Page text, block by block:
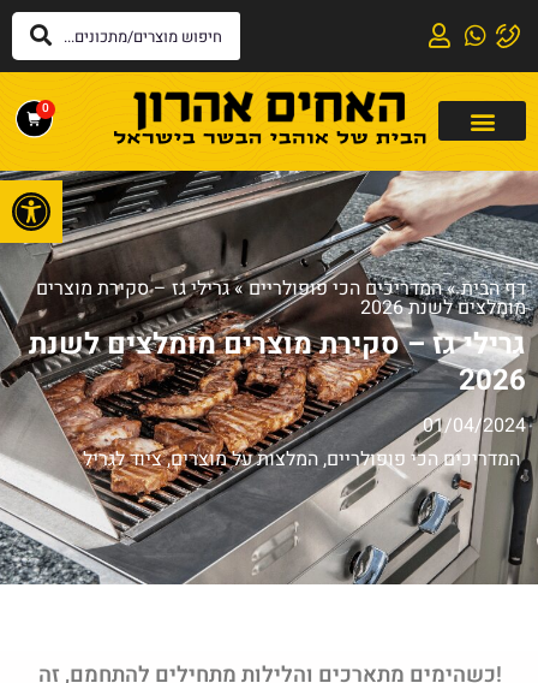
0
דף הבית»המדריכים הכי פופולריים»גרילי גז – סקירת מוצרים
מומלצים לשנת 2026
גרילי גז – סקירת מוצרים מומלצים לשנת
2026
01/04/2024
המדריכים הכי פופולריים,המלצות על מוצרים,ציוד לגריל
!כשהימים מתארכים והלילות מתחילים להתחמם, זה